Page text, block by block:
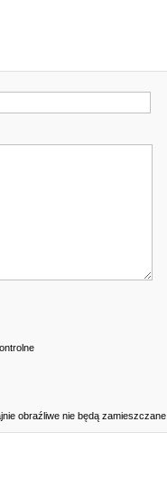
obraźliwe nie będą zamieszczane.